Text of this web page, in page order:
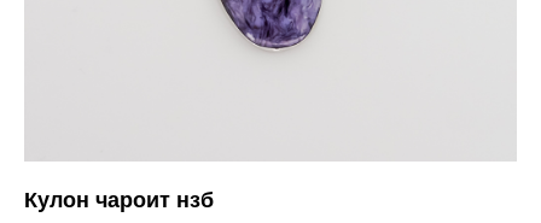
Кулон чароит нзб